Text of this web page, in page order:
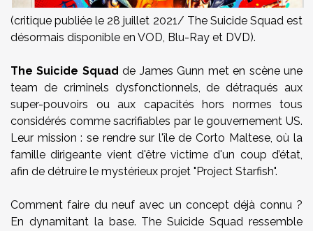
(critique publiée le 28 juillet 2021/ The Suicide Squad est
désormais disponible en VOD, Blu-Ray et DVD).
The Suicide Squad de James Gunn met en scène une
team de criminels dysfonctionnels, de détraqués aux
super-pouvoirs ou aux capacités hors normes tous
considérés comme sacrifiables par le gouvernement US.
Leur mission : se rendre sur l'île de Corto Maltese, où la
famille dirigeante vient d'être victime d'un coup d’état,
afin de détruire le mystérieux projet "Project Starfish".
Comment faire du neuf avec un concept déjà connu ?
En dynamitant la base. The Suicide Squad ressemble